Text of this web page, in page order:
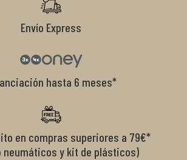
Envío Express
hasta 6 meses*
en compras superiores a 79€*
neumáticos y kit de plásticos)